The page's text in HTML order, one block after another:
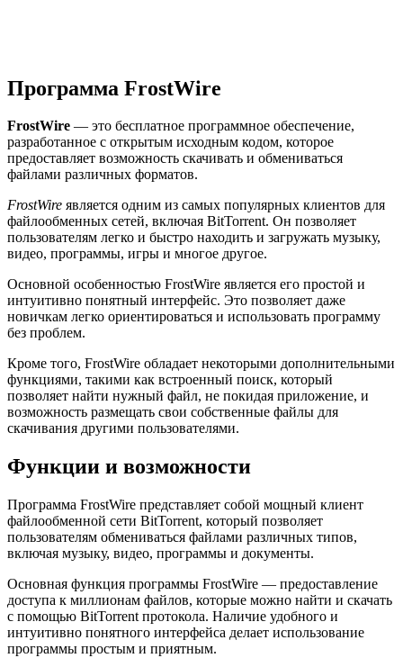
Программа FrostWire
FrostWire — это бесплатное программное обеспечение,
разработанное с открытым исходным кодом, которое
предоставляет возможность скачивать и обмениваться
файлами различных форматов.
FrostWire является одним из самых популярных клиентов для
файлообменных сетей, включая BitTorrent. Он позволяет
пользователям легко и быстро находить и загружать музыку,
видео, программы, игры и многое другое.
Основной особенностью FrostWire является его простой и
интуитивно понятный интерфейс. Это позволяет даже
новичкам легко ориентироваться и использовать программу
без проблем.
Кроме того, FrostWire обладает некоторыми дополнительными
функциями, такими как встроенный поиск, который
позволяет найти нужный файл, не покидая приложение, и
возможность размещать свои собственные файлы для
скачивания другими пользователями.
Функции и возможности
Программа FrostWire представляет собой мощный клиент
файлообменной сети BitTorrent, который позволяет
пользователям обмениваться файлами различных типов,
включая музыку, видео, программы и документы.
Основная функция программы FrostWire — предоставление
доступа к миллионам файлов, которые можно найти и скачать
с помощью BitTorrent протокола. Наличие удобного и
интуитивно понятного интерфейса делает использование
программы простым и приятным.